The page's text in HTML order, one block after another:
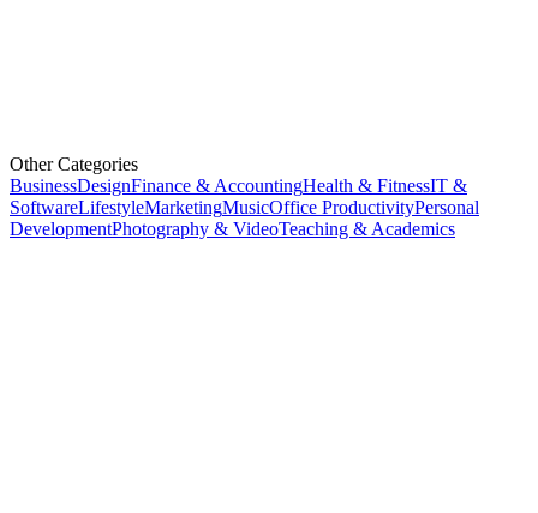
Other Categories
BusinessDesignFinance & AccountingHealth & FitnessIT &
SoftwareLifestyleMarketingMusicOffice ProductivityPersonal
DevelopmentPhotography & VideoTeaching & Academics